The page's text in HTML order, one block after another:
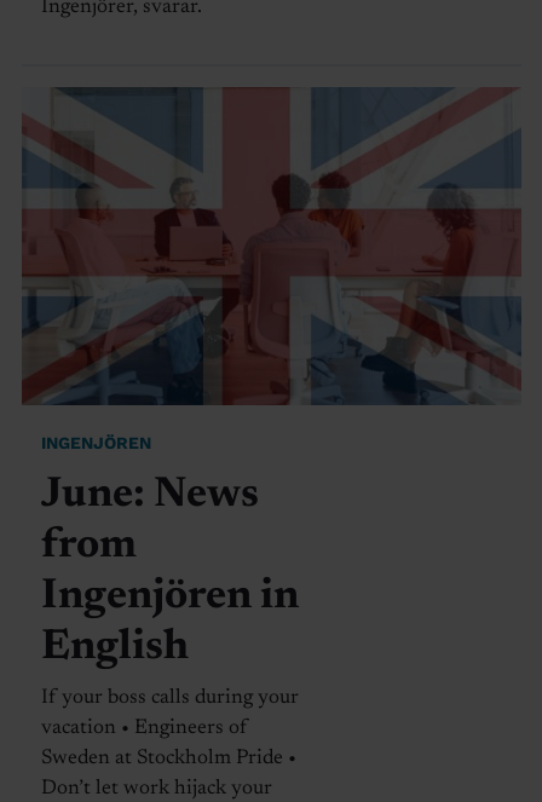
Ingenjörer, svarar.
INGENJÖREN
June: News
from
Ingenjören in
English
If your boss calls during your
vacation • Engineers of
Sweden at Stockholm Pride •
Don’t let work hijack your